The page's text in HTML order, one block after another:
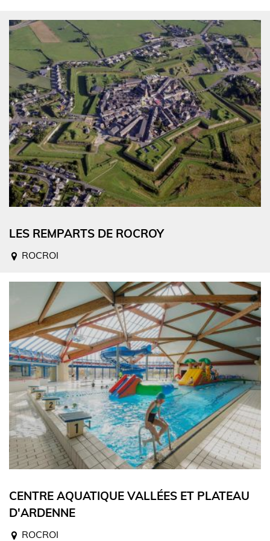
LES REMPARTS DE ROCROY
ROCROI
CENTRE AQUATIQUE VALLÉES ET PLATEAU
D'ARDENNE
ROCROI